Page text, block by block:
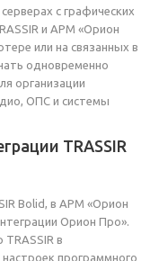
с графических
и АРМ «Орион
или на связанных в
одновременно
организации
ОПС и системы
TRASSIR
Bolid, в АРМ «Орион
Орион Про».
в
программного